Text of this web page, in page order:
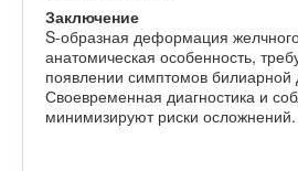
Заключение
S-образная деформация
анатомическая особенность,
появлении симптомов билиарной
Своевременная диагностика и
минимизируют риски осложнений.